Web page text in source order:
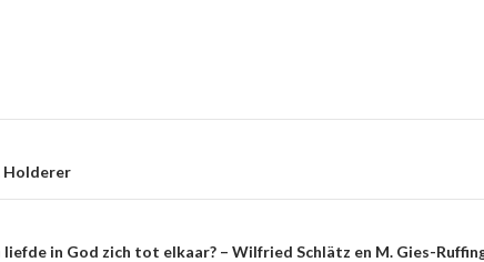
Holderer
in God zich tot elkaar? – Wilfried Schlätz en M. Gies-